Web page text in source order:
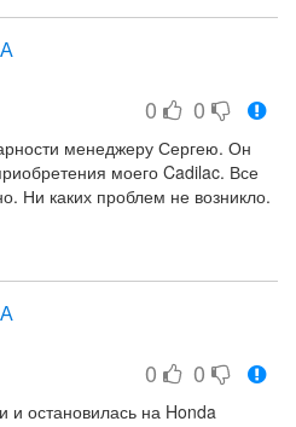
Качество 3. Коллектив 4.
и поддержка
компании мне нравится
труда; своевременная и
развития и обучения.
взгляд, систему мотивации,
синхронизировать
уровень ЗП, возможность
между сотрудниками
0 0
менеджеру Сергею. Он
моего Cadilac. Все
Ни каких проблем не возникло.
0 0
остановилась на Honda